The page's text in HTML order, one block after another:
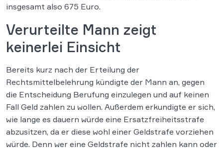
insgesamt also 675 Euro.
Verurteilte Mann zeigt
keinerlei Einsicht
Bereits kurz nach der Erteilung der
Rechtsmittelbelehrung kündigte der Mann an, gegen
die Entscheidung Berufung einzulegen und auf keinen
Fall Geld zahlen zu wollen. Außerdem erkundigte er sich,
wie lange es dauern würde eine Ersatzfreiheitsstrafe
abzusitzen, da er diese wohl einer Geldstrafe vorziehen
würde. Denn wer eine Geldstrafe nicht zahlen kann oder